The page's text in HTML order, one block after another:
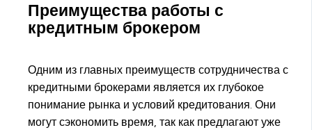
Преимущества работы с
кредитным брокером
Одним из главных преимуществ сотрудничества с
кредитными брокерами является их глубокое
понимание рынка и условий кредитования. Они
могут сэкономить время, так как предлагают уже